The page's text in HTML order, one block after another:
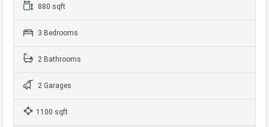
880 sqft
3 Bedrooms
2 Bathrooms
2 Garages
1100 sqft